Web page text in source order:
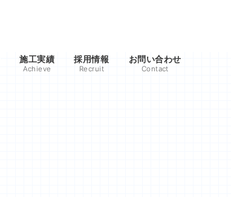
施工実績
Achieve
採用情報
Recruit
お問い合わせ
Contact